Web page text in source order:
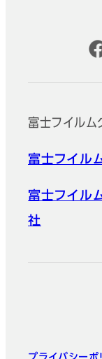
公式SNSア
富士フイルム
富士フイル
富士フイル
社